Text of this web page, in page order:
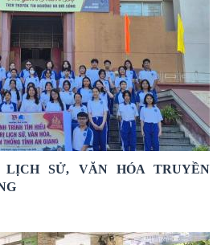
SỬ, VĂN HÓA TRUYỀN